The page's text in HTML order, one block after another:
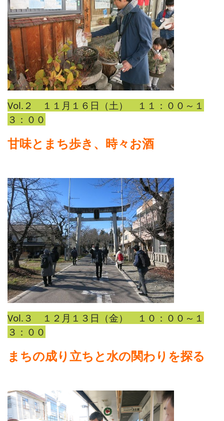
Vol.２ １１月１６日（土） １１：００～１
３：００
甘味とまち歩き、時々お酒
Vol.３ １２月１３日（金） １０：００～１
３：００
まちの成り立ちと水の関わりを探る